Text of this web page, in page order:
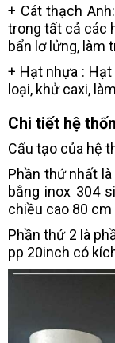
+ Cát thạch
trong tất cả các
bẩn lơ lửng, làm
+ Hạt nhựa :
loại, khử caxi,
Chi tiết hệ
Cấu tạo của hệ
Phần thứ nhất
bằng inox 304
chiều cao 80 cm
Phần thứ 2 là
pp 20inch có